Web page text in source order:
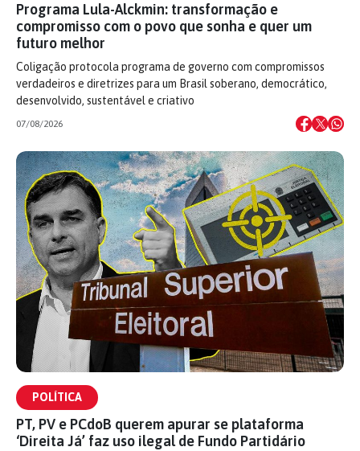
Programa Lula-Alckmin: transformação e
compromisso com o povo que sonha e quer um
futuro melhor
Coligação protocola programa de governo com compromissos
verdadeiros e diretrizes para um Brasil soberano, democrático,
desenvolvido, sustentável e criativo
07/08/2026
POLÍTICA
PT, PV e PCdoB querem apurar se plataforma
‘Direita Já’ faz uso ilegal de Fundo Partidário